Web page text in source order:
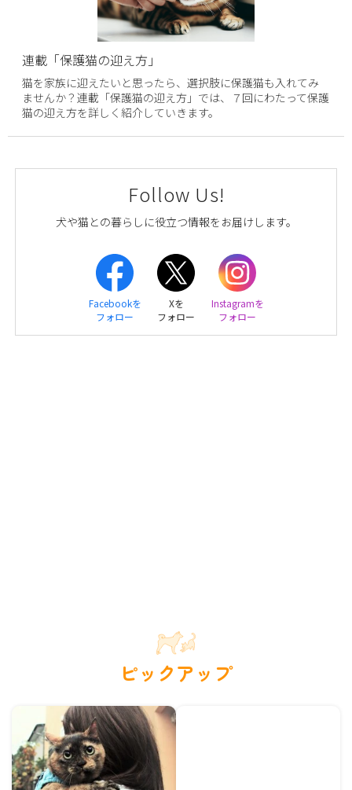
連載「保護猫の迎え方」
猫を家族に迎えたいと思ったら、選択肢に保護猫も入れてみ
ませんか？連載「保護猫の迎え方」では、７回にわたって保護
猫の迎え方を詳しく紹介していきます。
Follow Us!
犬や猫との暮らしに役立つ情報をお届けします。
Facebookを
フォロー
Xを
フォロー
Instagramを
フォロー
ピックアップ